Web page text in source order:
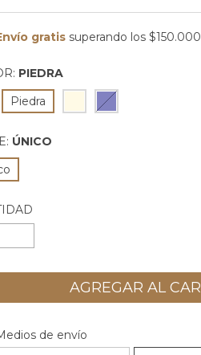
gratis superando los$150.000
PIEDRA
Piedra
ÚNICO
para el CP:
de envío